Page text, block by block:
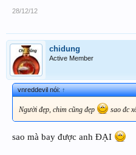
28/12/12
chidung
Active Member
vnreddevil nói:↑
Người đẹp, chim cũng đẹp sao đc
sao mà bay được anh ĐẠI